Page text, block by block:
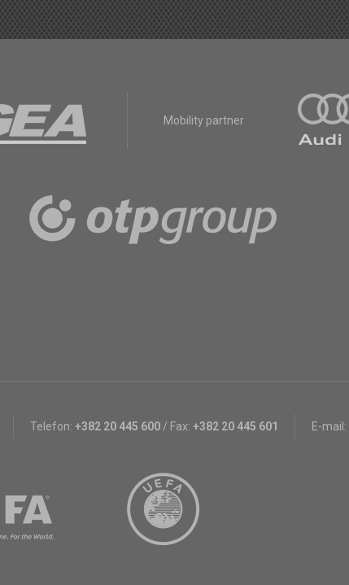
Mobility partner
Telefon: +382 20 445 600/ Fax: +382 20 445 601 E-mail: